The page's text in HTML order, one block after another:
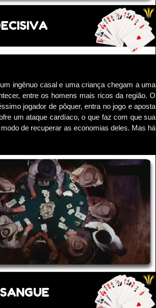
ingênuo casal e uma criança chegam a uma
entre os homens mais ricos da região. O
jogador de pôquer, entra no jogo e aposta
um ataque cardíaco, o que faz com que sua
de recuperar as economias deles. Mas há